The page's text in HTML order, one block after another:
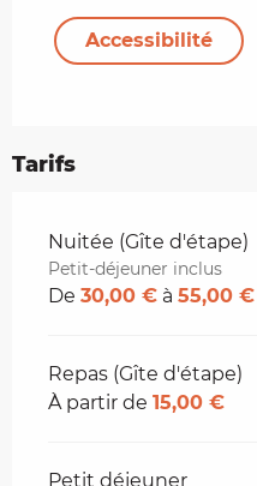
Accessibilité
Tarifs
Tarifs 2026
Nuitée (Gîte d'étape)
Petit-déjeuner inclus
De 30,00 € à 55,00 €
Repas (Gîte d'étape)
À partir de 15,00 €
Petit déjeuner